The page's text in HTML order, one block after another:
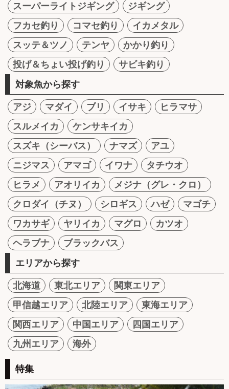
スーパーライトジギング
ジギング
フカセ釣り
コマセ釣り
イカメタル
スッテ＆ツノ
テンヤ
かかり釣り
投げ＆ちょい投げ釣り
サビキ釣り
対象魚から探す
アジ マダイ ブリ イサキ
ヒラマサ
スルメイカ
ケンサキイカ
スズキ（シーバス）
ナマズ
アユ
ニジマス
アマゴ イワナ
タチウオ
ヒラメ
アオリイカ
メジナ（グレ・クロ）
クロダイ（チヌ）
シロギス ハゼ
マゴチ
ワカサギ
ヤリイカ マグロ
カツオ
ヘラブナ
ブラックバス
エリアから探す
北海道 東北エリア
関東エリア
甲信越エリア
北陸エリア
東海エリア
関西エリア
中国エリア
四国エリア
九州エリア
海外
特集